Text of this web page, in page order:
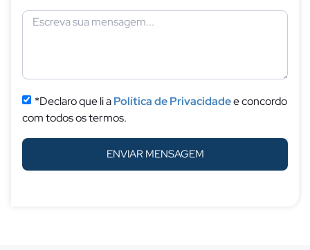
*Declaro que li aPolítica de Privacidadee concordo
com todos os termos.
ENVIAR MENSAGEM